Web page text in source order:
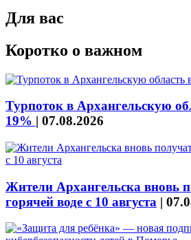
Для вас
Коротко о важном
Турпоток в Архангельскую
19% | 07.08.2026
Жители Архангельска вновь
горячей воде с 10 августа |